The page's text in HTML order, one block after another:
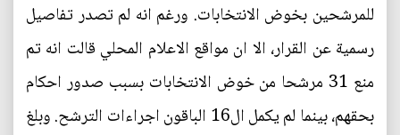
للمرشحين بخوض الانتخابات. ورغم انه لم تصدر تفاصيل
رسمية عن القرار، الا ان مواقع الاعلام المحلي قالت انه تم
منع 31 مرشحا من خوض الانتخابات بسبب صدور احكام
بحقهم، بينما لم يكمل ال16 الباقون اجراءات الترشح. وبلغ